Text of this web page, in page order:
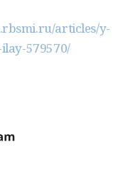
articles/y-
579570/